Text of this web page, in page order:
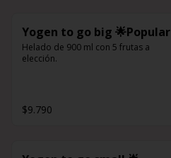
Yogen to go big 🌟Popular
Helado de 900 ml con 5 frutas a
elección.
$9.790